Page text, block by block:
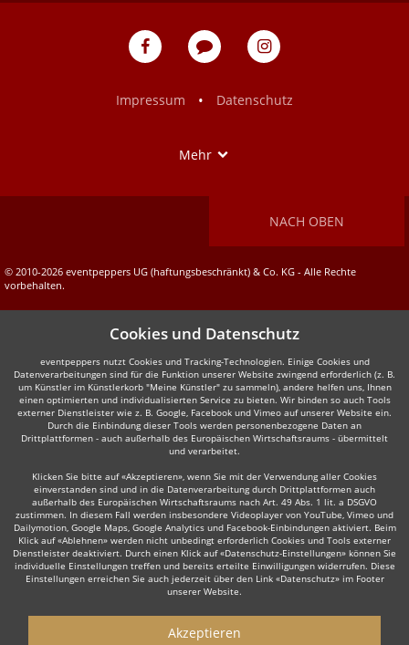
eventpeppers
Blog
eventpeppers
Impressum
• Datenschutz
Mehr
NACH OBEN
© 2010-2026 eventpeppers UG (haftungsbeschränkt) & Co. KG - Alle Rechte
vorbehalten.
Cookies und Datenschutz
eventpeppers nutzt Cookies und Tracking-Technologien. Einige Cookies und
Datenverarbeitungen sind für die Funktion unserer Website zwingend erforderlich (z. B.
um Künstler im Künstlerkorb "Meine Künstler" zu sammeln), andere helfen uns, Ihnen
einen optimierten und individualisierten Service zu bieten. Wir binden so auch Tools
externer Dienstleister wie z. B. Google, Facebook und Vimeo auf unserer Website ein.
Durch die Einbindung dieser Tools werden personenbezogene Daten an
Drittplattformen - auch außerhalb des Europäischen Wirtschaftsraums - übermittelt
und verarbeitet.
Klicken Sie bitte auf «Akzeptieren», wenn Sie mit der Verwendung aller Cookies
einverstanden sind und in die Datenverarbeitung durch Drittplattformen auch
außerhalb des Europäischen Wirtschaftsraums nach Art. 49 Abs. 1 lit. a DSGVO
zustimmen. In diesem Fall werden insbesondere Videoplayer von YouTube, Vimeo und
Dailymotion, Google Maps, Google Analytics und Facebook-Einbindungen aktiviert. Beim
Klick auf «Ablehnen» werden nicht unbedingt erforderlich Cookies und Tools externer
Dienstleister deaktiviert. Durch einen Klick auf «Datenschutz-Einstellungen» können Sie
individuelle Einstellungen treffen und bereits erteilte Einwilligungen widerrufen. Diese
Einstellungen erreichen Sie auch jederzeit über den Link «Datenschutz» im Footer
unserer Website.
Akzeptieren